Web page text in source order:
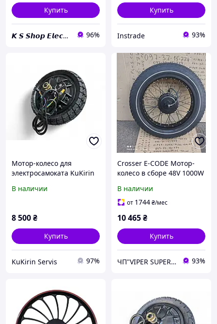
Купить
𝙆 𝙎 𝙎𝙝𝙤𝙥 𝙀𝙡𝙚𝙘𝙩𝙧𝙞𝙘𝙖 96%
Купить
Instrade 93%
Мотор-колесо для
электросамоката KuKirin
1000W (задний)
В наличии
8 500₴
Купить
KuKirin Servis 97%
Crosser E-CODE Мотор-
колесо в сборе 48V 1000W
В наличии
от 1744₴/мес
10 465₴
Купить
ЧП"VIPER SUPER PLUS" Сельхозтехника, велосипеды, сельхозтовар. 93%